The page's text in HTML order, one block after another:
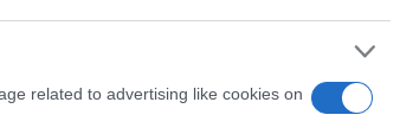
related to advertising like cookies on
πως δεν θα επιτεθεί στο Ισραήλ.
και συμφώνησαν ότι όλοι οι